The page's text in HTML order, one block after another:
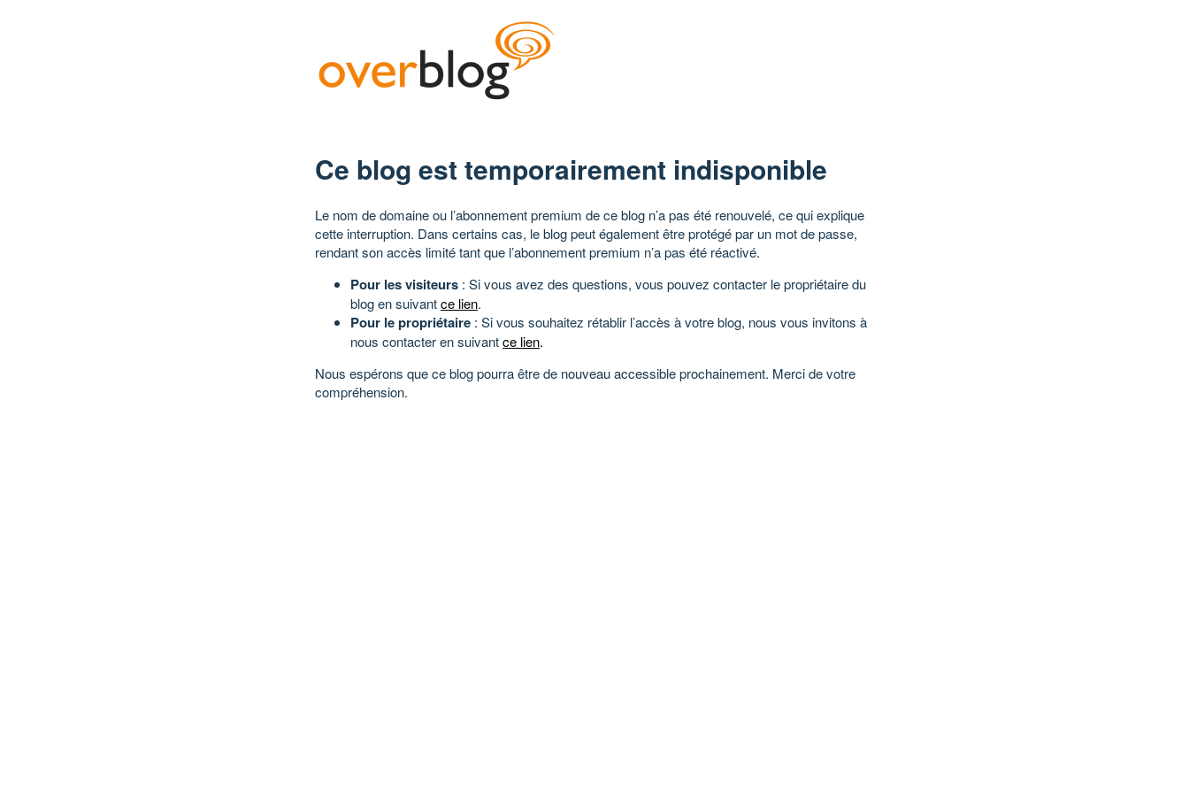
Ce blog est temporairement indisponible
Le nom de domaine ou l’abonnement premium de ce blog n’a pas été renouvelé, ce qui explique
cette interruption. Dans certains cas, le blog peut également être protégé par un mot de passe,
rendant son accès limité tant que l’abonnement premium n’a pas été réactivé.
Pour les visiteurs : Si vous avez des questions, vous pouvez contacter le propriétaire du
blog en suivantce lien.
Pour le propriétaire : Si vous souhaitez rétablir l’accès à votre blog, nous vous invitons à
nous contacter en suivantce lien.
Nous espérons que ce blog pourra être de nouveau accessible prochainement. Merci de votre
compréhension.